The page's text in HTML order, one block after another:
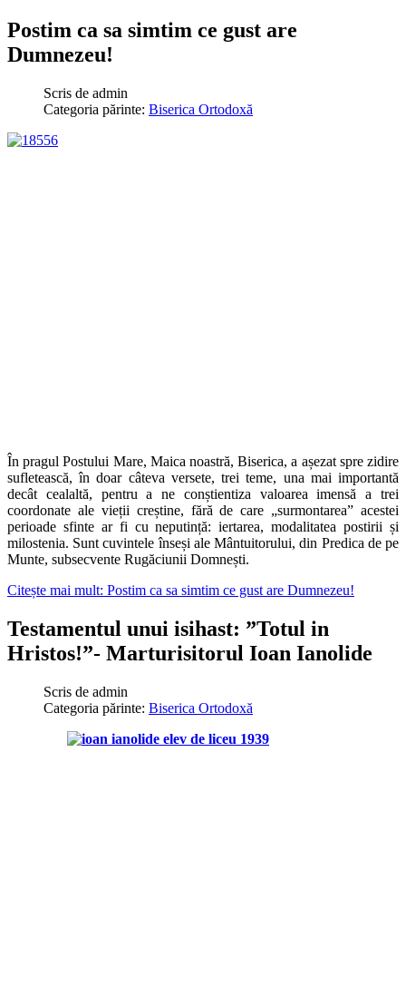
Postim ca sa simtim ce gust are
Dumnezeu!
Scris de admin
Categoria părinte: Biserica Ortodoxă
În pragul Postului Mare, Maica noastră, Biserica, a așezat spre zidire
sufletească, în doar câteva versete, trei teme, una mai importantă
decât cealaltă, pentru a ne conștientiza valoarea imensă a trei
coordonate ale vieții creștine, fără de care „surmontarea” acestei
perioade sfinte ar fi cu neputință: iertarea, modalitatea postirii și
milostenia. Sunt cuvintele înseși ale Mântuitorului, din Predica de pe
Munte, subsecvente Rugăciunii Domnești.
Citește mai mult: Postim ca sa simtim ce gust are Dumnezeu!
Testamentul unui isihast: ”Totul in
Hristos!”- Marturisitorul Ioan Ianolide
Scris de admin
Categoria părinte: Biserica Ortodoxă